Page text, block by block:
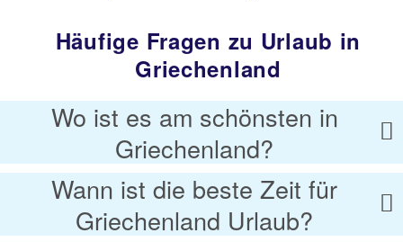
Häufige Fragen zu Urlaub in
Griechenland
Wo ist es am schönsten in
Griechenland?
Wann ist die beste Zeit für
Griechenland Urlaub?